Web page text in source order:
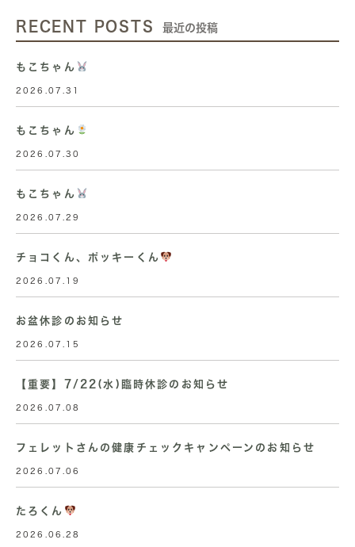
RECENT POSTS 最近の投稿
もこちゃん
2026.07.31
もこちゃん
2026.07.30
もこちゃん
2026.07.29
チョコくん、ポッキーくん
2026.07.19
お盆休診のお知らせ
2026.07.15
【重要】7/22(水)臨時休診のお知らせ
2026.07.08
フェレットさんの健康チェックキャンペーンのお知らせ
2026.07.06
たろくん
2026.06.28